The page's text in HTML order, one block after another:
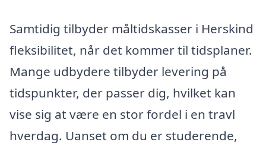
Samtidig tilbyder måltidskasser i Herskind
fleksibilitet, når det kommer til tidsplaner.
Mange udbydere tilbyder levering på
tidspunkter, der passer dig, hvilket kan
vise sig at være en stor fordel i en travl
hverdag. Uanset om du er studerende,